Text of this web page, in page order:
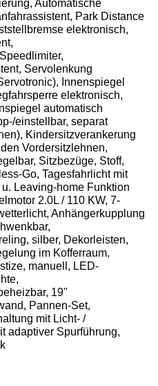
Automatische
Park Distance
elektronisch,
Servolenkung
Innenspiegel
elektronisch,
automatisch
einstellbar, separat
Kindersitzverankerung
Vordersitzlehnen,
Sitzbezüge, Stoff,
Go, Tagesfahrlicht mit
Leaving-home Funktion
2.0L / 110 KW, 7-
Anhängerkupplung
silber, Dekorleisten,
im Kofferraum,
manuell, LED-
19"
Pannen-Set,
mit Licht- /
adaptiver Spurführung,